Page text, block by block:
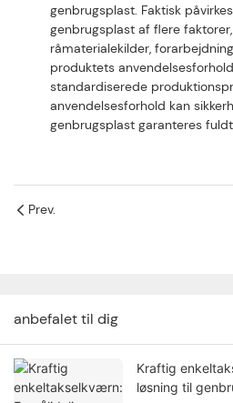
genbrugsplast. Faktisk
genbrugsplast af flere
råmaterialekilder,
produktets
standardiserede
anvendelsesforhold kan
genbrugsplast garanteres
Prev.
anbefalet til dig
Kraftig
løsning til